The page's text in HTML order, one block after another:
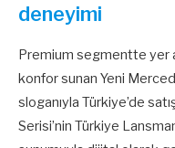
deneyimi
Premium segmentte yer
konfor sunan Yeni
sloganıyla Türkiye’de
Serisi’nin Türkiye